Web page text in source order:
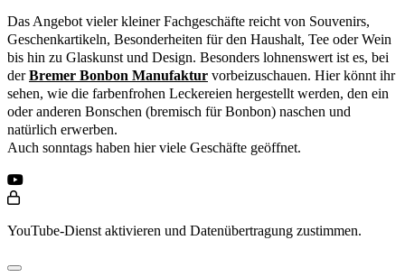
Das Angebot vieler kleiner Fachgeschäfte reicht von Souvenirs,
Geschenkartikeln, Besonderheiten für den Haushalt, Tee oder Wein
bis hin zu Glaskunst und Design. Besonders lohnenswert ist es, bei
derBremer Bonbon Manufaktur vorbeizuschauen. Hier könnt ihr
sehen, wie die farbenfrohen Leckereien hergestellt werden, den ein
oder anderen Bonschen (bremisch für Bonbon) naschen und
natürlich erwerben.
Auch sonntags haben hier viele Geschäfte geöffnet.
YouTube-Dienst aktivieren und Datenübertragung zustimmen.